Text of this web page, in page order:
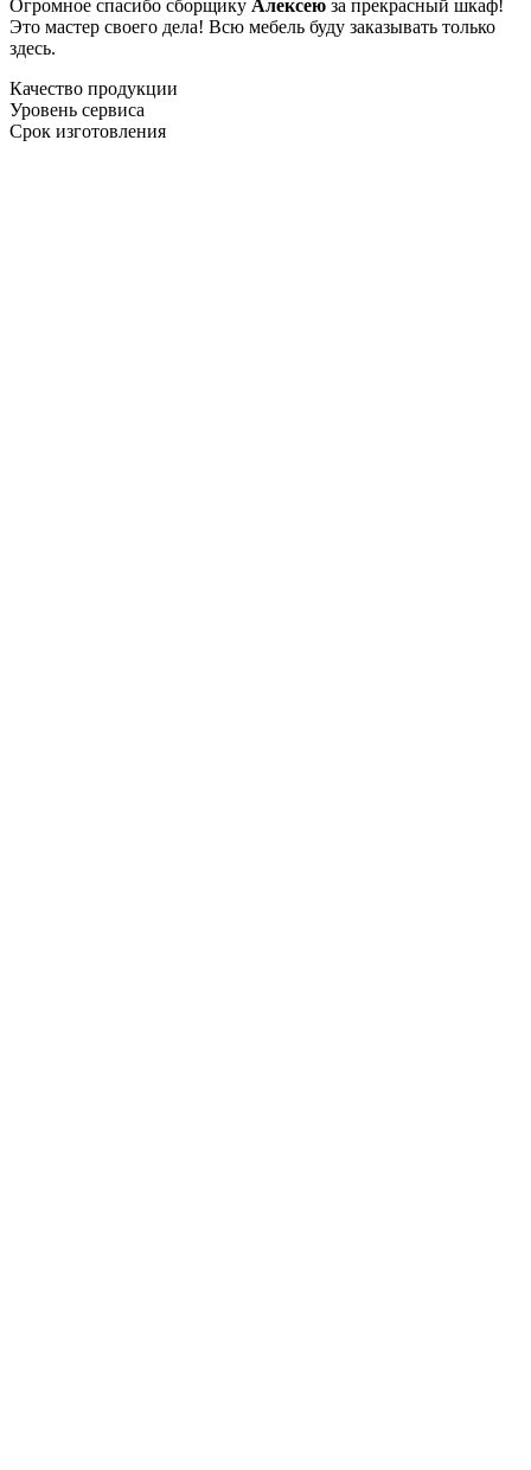
Огромное спасибо сборщику Алексею за прекрасный шкаф!
Это мастер своего дела! Всю мебель буду заказывать только
здесь.
Качество продукции
Уровень сервиса
Срок изготовления